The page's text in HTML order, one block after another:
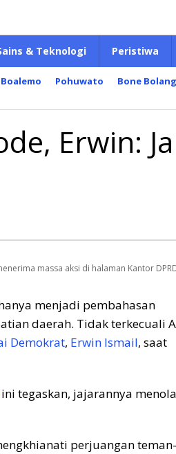
& Teknologi Peristiwa
Boalemo Pohuwato Bone
Erwin:
massa aksi di halaman Kantor
menjadi pembahasan
daerah. Tidak terkecuali
Demokrat, Erwin Ismail, saat
ini tegaskan, jajarannya
perjuangan teman-